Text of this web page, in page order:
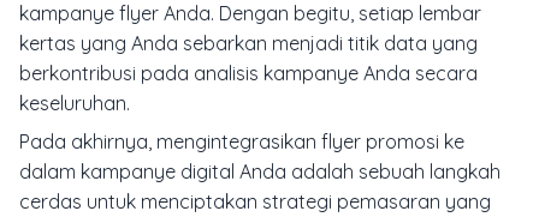
kampanye flyer Anda. Dengan begitu, setiap lembar
kertas yang Anda sebarkan menjadi titik data yang
berkontribusi pada analisis kampanye Anda secara
keseluruhan.
Pada akhirnya, mengintegrasikan flyer promosi ke
dalam kampanye digital Anda adalah sebuah langkah
cerdas untuk menciptakan strategi pemasaran yang